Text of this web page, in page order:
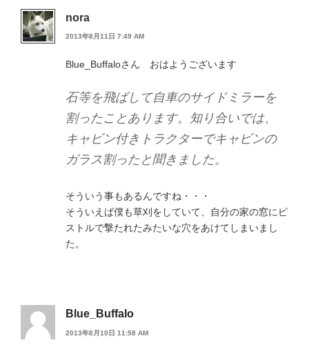
nora
2013年8月11日 7:49 AM
Blue_Buffaloさん おはようございます
石等を飛ばして自車のサイドミラーを
割ったことあります。知り合いでは、
キャビン付きトラクターでキャビンの
ガラス割ったと聞きました。
そういう事もあるんですね・・・
そういえば僕も草刈をしていて、自分の家の窓にピ
ストルで撃たれたみたいな穴をあけてしまいまし
た。
Blue_Buffalo
2013年8月10日 11:58 AM